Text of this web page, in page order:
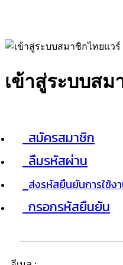
เข้าสู่ระบบสม
สมัครสมาชิก
ลืมรหัสผ่าน
ส่งรหัสยืนยันการใช้ง
กรอกรหัสยืนยัน